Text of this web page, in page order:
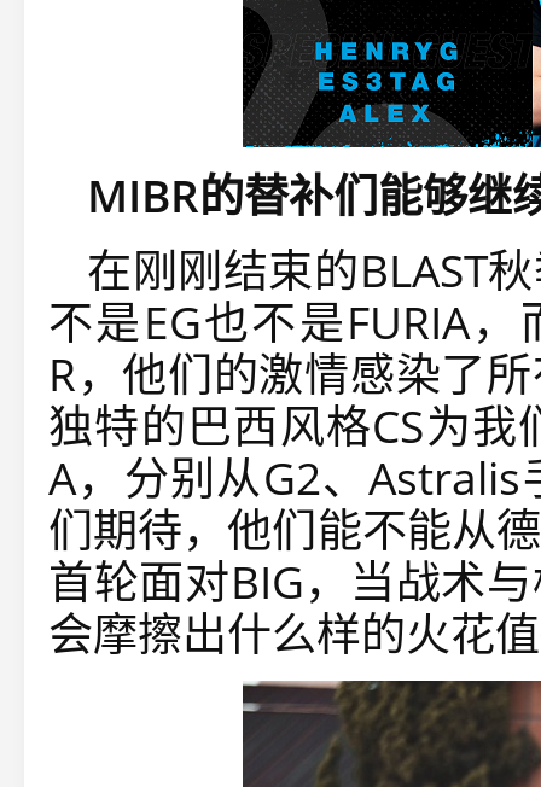
MIBR的替补们能够继
在刚刚结束的BLAST
不是EG也不是FURIA
R，他们的激情感染了
独特的巴西风格CS为
A，分别从G2、
们期待，他们能不能从
首轮面对BIG，当战术
会摩擦出什么样的火花